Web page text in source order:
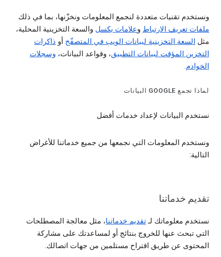
ونستخدم تقنيات متعددة لنجمع المعلومات ونخزّنها، بما في ذلك
ملفات تعريف الارتباط وعلامات بكسل والسعة التخزينية المحلية،
مثل السعة التخزينية لبيانات الويب في المتصفّح أو ذاكرات
التخزين المؤقت لبيانات التطبيق، وقواعد البيانات، وسجلات
الخوادم.
لماذا تجمع GOOGLE البيانات
نستخدم البيانات لإعداد خدمات أفضل
ونستخدم المعلومات التي نجمعها من جميع خدماتنا للأغراض
التالية:
تقديم خدماتنا
نستخدم معلوماتك لـتقديم خدماتنا، مثل معالجة المصطلحات
التي تبحث عنها للخروج بنتائج أو لمساعدتك على مشاركة
المحتوى عن طريق اقتراح مستلمين من جهات اتصالك.